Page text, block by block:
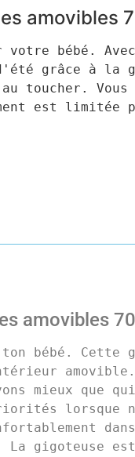
amovibles
bébé.
grâce à
toucher.
est limitée
amovibles
bébé. Cette
mieux que
lorsque
La gigoteuse